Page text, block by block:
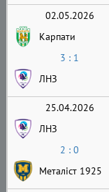
02.05.2026
Карпати
3 : 1
ЛНЗ
25.04.2026
ЛНЗ
2 : 0
Металіст 1925